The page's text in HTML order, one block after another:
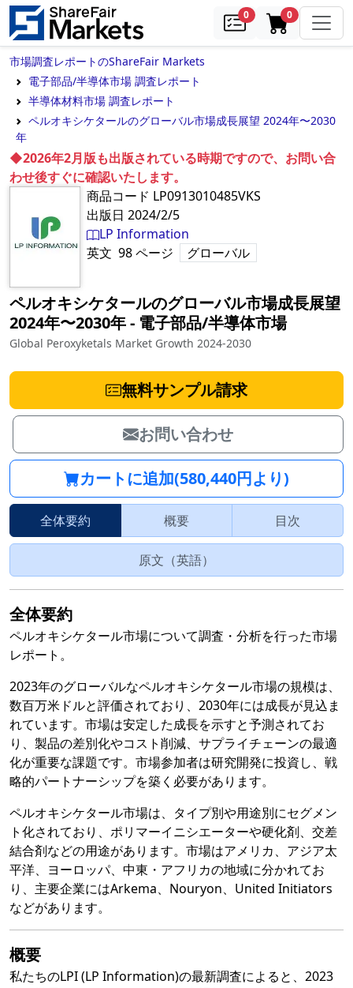
0samples0in cart
市場調査レポートのShareFair Markets
電子部品/半導体市場 調査レポート
半導体材料市場 調査レポート
ペルオキシケタールのグローバル市場成長展望 2024年〜2030
年
◆2026年2月版も出版されている時期ですので、お問い合
わせ後すぐに確認いたします。
商品コード LP0913010485VKS
出版日 2024/2/5
LP Information
英文 98ページ グローバル
ペルオキシケタールのグローバル市場成長展望
2024年〜2030年‐ 電子部品/半導体市場
Global Peroxyketals Market Growth 2024-2030
無料サンプル請求
お問い合わせ
カートに追加(580,440円より)
全体要約 概要 目次
原文（英語）
全体要約
ペルオキシケタール市場について調査・分析を行った市場
レポート。
2023年のグローバルなペルオキシケタール市場の規模は、
数百万米ドルと評価されており、2030年には成長が見込ま
れています。市場は安定した成長を示すと予測されてお
り、製品の差別化やコスト削減、サプライチェーンの最適
化が重要な課題です。市場参加者は研究開発に投資し、戦
略的パートナーシップを築く必要があります。
ペルオキシケタール市場は、タイプ別や用途別にセグメン
ト化されており、ポリマーイニシエーターや硬化剤、交差
結合剤などの用途があります。市場はアメリカ、アジア太
平洋、ヨーロッパ、中東・アフリカの地域に分かれてお
り、主要企業にはArkema、Nouryon、United Initiators
などがあります。
概要
私たちのLPI (LP Information)の最新調査によると、2023